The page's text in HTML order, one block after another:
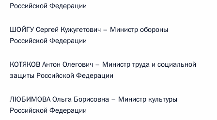
Российской Федерации
ШОЙГУ Сергей Кужугетович – Министр обороны
Российской Федерации
КОТЯКОВ Антон Олегович – Министр труда и социальной
защиты Российской Федерации
ЛЮБИМОВА Ольга Борисовна – Министр культуры
Российской Федерации